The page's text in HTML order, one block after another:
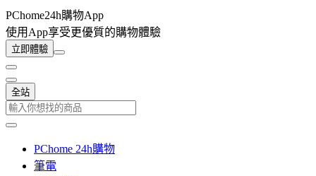
PChome24h購物App
使用App享受更優質的購物體驗
立即體驗
全站
PChome 24h購物
筆電